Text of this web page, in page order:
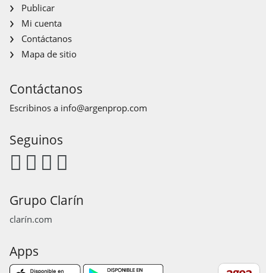
Publicar
Mi cuenta
Contáctanos
Mapa de sitio
Contáctanos
Escribinos a info@argenprop.com
Seguinos
Grupo Clarín
clarín.com
Apps